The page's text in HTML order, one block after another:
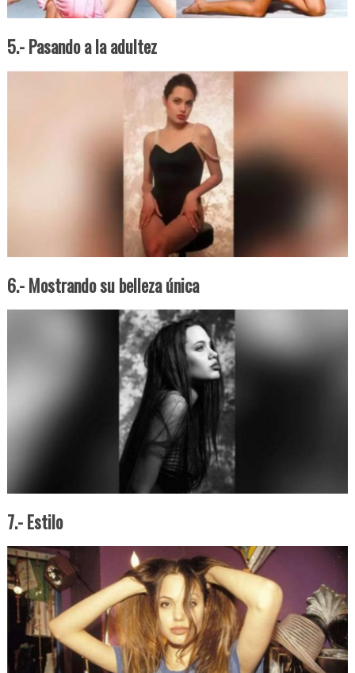
5.- Pasando a la adultez
6.- Mostrando su belleza única
7.- Estilo